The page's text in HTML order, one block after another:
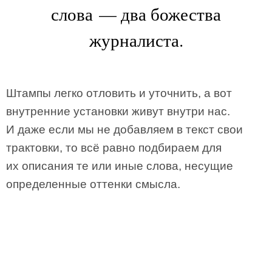
слова — два божества
журналиста.
Штампы легко отловить и уточнить, а вот
внутренние установки живут внутри нас.
И даже если мы не добавляем в текст свои
трактовки, то всё равно подбираем для
их описания те или иные слова, несущие
определенные оттенки смысла.